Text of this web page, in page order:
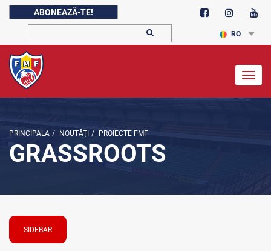
ABONEAZĂ-TE!
RO
PRINCIPALA / NOUTĂŢI / PROIECTE FMF
GRASSROOTS
SIDEBAR